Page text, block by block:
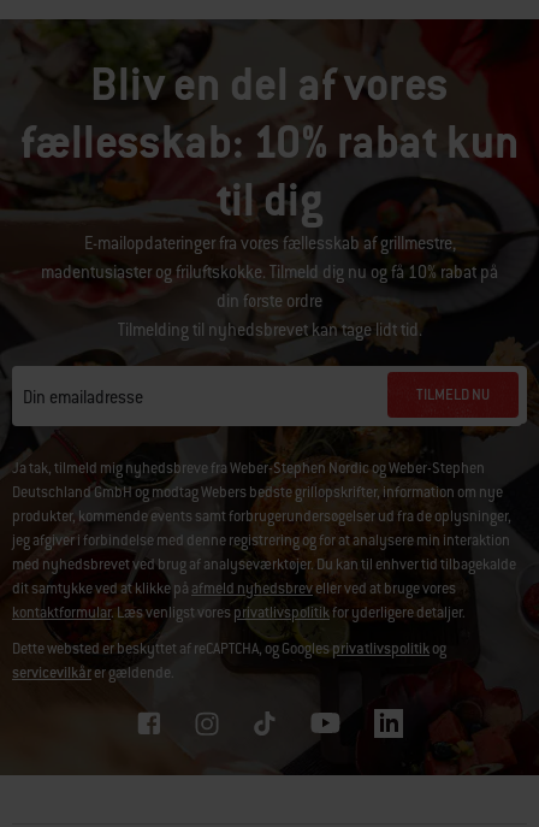
Bliv en del af vores
fællesskab: 10% rabat kun
til dig
E-mailopdateringer fra vores fællesskab af grillmestre,
madentusiaster og friluftskokke. Tilmeld dig nu og få 10% rabat på
din første ordre
Tilmelding til nyhedsbrevet kan tage lidt tid.
Din emailadresse TILMELD NU
Ja tak, tilmeld mig nyhedsbreve fra Weber-Stephen Nordic og Weber-Stephen
Deutschland GmbH og modtag Webers bedste grillopskrifter, information om nye
produkter, kommende events samt forbrugerundersøgelser ud fra de oplysninger,
jeg afgiver i forbindelse med denne registrering og for at analysere min interaktion
med nyhedsbrevet ved brug af analyseværktøjer. Du kan til enhver tid tilbagekalde
dit samtykke ved at klikke på afmeld nyhedsbreveller ved at bruge vores
kontaktformular. Læs venligst voresprivatlivspolitikfor yderligere detaljer.
Dette websted er beskyttet af reCAPTCHA, og Googlesprivatlivspolitikog
servicevilkårer gældende.